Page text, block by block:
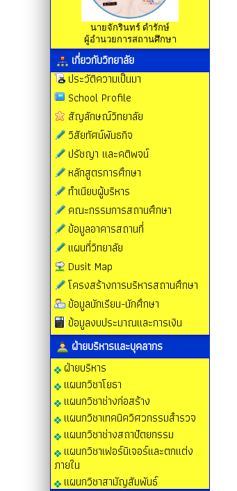
นายจักรินทร์ ดำรักษ์
ผู้อำนวยการสถานศึกษา
เกี่ยวกับวิทยาลัย
ประวัติความเป็นมา
School Profile
สัญลักษณ์วิทยาลัย
วิสัยทัศน์พันธกิจ
ปรัชญา และคติพจน์
หลักสูตรการศึกษา
ทำเนียบผู้บริหาร
คณะกรรมการสถานศึกษา
ข้อมูลอาคารสถานที่
แผนที่วิทยาลัย
Dusit Map
โครงสร้างการบริหารสถานศึกษา
ข้อมูลนักเรียน-นักศึกษา
ข้อมูลงบประมาณและการเงิน
ฝ่ายบริหารและบุคลากร
ฝ่ายบริหาร
แผนกวิชาโยธา
แผนกวิชาช่างก่อสร้าง
แผนกวิชาเทคนิควิศวกรรมสำรวจ
แผนกวิชาช่างสถาปัตยกรรม
แผนกวิชาเฟอร์นิเจอร์และตกแต่ง
ภายใน
แผนกวิชาสามัญสัมพันธ์